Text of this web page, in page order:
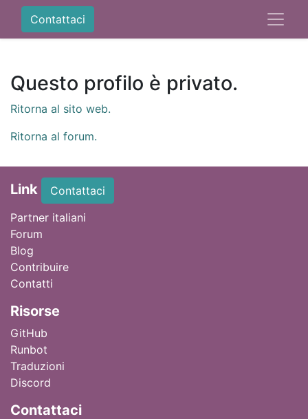
Contattaci
Questo profilo è privato.
Ritorna al sito web.
Ritorna al forum.
Link
Contattaci
Partner italiani
Forum
Blog
Contribuire
Contatti
Risorse
GitHub
Runbot
Traduzioni
Discord
Contattaci